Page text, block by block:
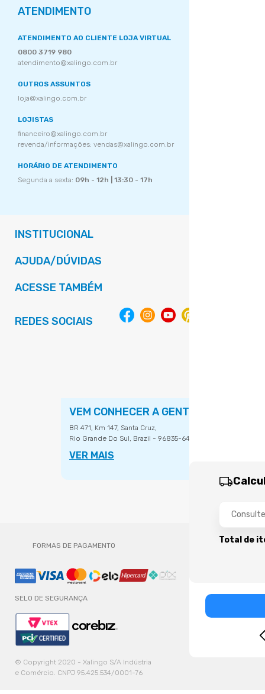
Total de
ATENDIMENTO
ATENDIMENTO AO CLIENTE LOJA VIRTUAL
0800 3719 980
atendimento@xalingo.com.br
OUTROS ASSUNTOS
loja@xalingo.com.br
LOJISTAS
financeiro@xalingo.com.br
revenda/informações: vendas@xalingo.com.br
HORÁRIO DE ATENDIMENTO
Segunda a sexta: 09h - 12h | 13:30 - 17h
INSTITUCIONAL
AJUDA/DÚVIDAS
ACESSE TAMBÉM
REDES SOCIAIS
VEM CONHECER A GENTE
BR 471, Km 147, Santa Cruz,
Rio Grande Do Sul, Brazil - 96835-642.
VER MAIS
© Copyright 2020 - Xalingo S/A Indústria
e Comércio. CNPJ 95.425.534/0001-76
FORMAS DE PAGAMENTO
SELO DE SEGURANÇA